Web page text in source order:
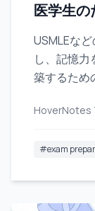
医学生の
USMLEな
し、記憶
築するため
HoverNotes
#exam